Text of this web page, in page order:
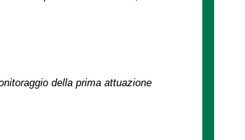
della prima attuazione